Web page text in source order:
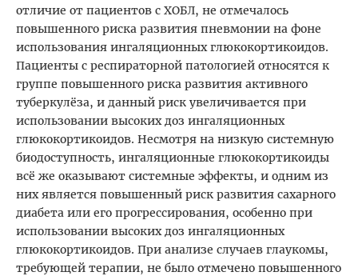
отличие от пациентов с ХОБЛ, не отмечалось
повышенного риска развития пневмонии на фоне
использования ингаляционных глюкокортикоидов.
Пациенты с респираторной патологией относятся к
группе повышенного риска развития активного
туберкулёза, и данный риск увеличивается при
использовании высоких доз ингаляционных
глюкокортикоидов. Несмотря на низкую системную
биодоступность, ингаляционные глюкокортикоиды
всё же оказывают системные эффекты, и одним из
них является повышенный риск развития сахарного
диабета или его прогрессирования, особенно при
использовании высоких доз ингаляционных
глюкокортикоидов. При анализе случаев глаукомы,
требующей терапии, не было отмечено повышенного